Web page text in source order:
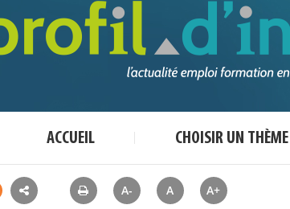
ACCUEIL CHOISIR UN THÈME
A- A A+